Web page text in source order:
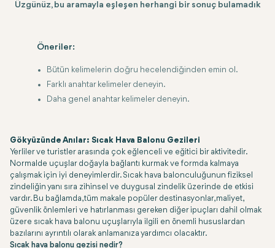
Üzgünüz, bu aramayla eşleşen herhangi bir sonuç bulamadık
Öneriler:
Bütün kelimelerin doğru hecelendiğinden emin ol.
Farklı anahtar kelimeler deneyin.
Daha genel anahtar kelimeler deneyin.
Gökyüzünde Anılar: Sıcak Hava Balonu Gezileri
Yerliler ve turistler arasında çok eğlenceli ve eğitici bir aktivitedir.
Normalde uçuşlar doğayla bağlantı kurmak ve formda kalmaya
çalışmak için iyi deneyimlerdir. Sıcak hava balonculuğunun fiziksel
zindeliğin yanı sıra zihinsel ve duygusal zindelik üzerinde de etkisi
vardır. Bu bağlamda, tüm makale popüler destinasyonlar, maliyet,
güvenlik önlemleri ve hatırlanması gereken diğer ipuçları dahil olmak
üzere sıcak hava balonu uçuşlarıyla ilgili en önemli hususlardan
bazılarını ayrıntılı olarak anlamanıza yardımcı olacaktır.
Sıcak hava balonu gezisi nedir?